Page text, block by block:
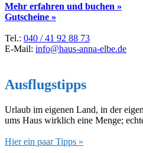
Mehr erfahren und buchen »
Gutscheine »
Tel.: 040 / 41 92 88 73
E-Mail: info@haus-anna-elbe.de
Ausflugstipps
Urlaub im eigenen Land, in der
ums Haus wirklich eine Menge;
Hier ein paar Tipps »